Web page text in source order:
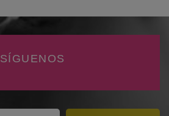
SÍGUENOS